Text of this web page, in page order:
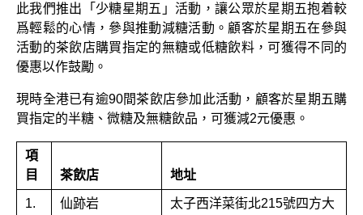
此我們推出「少糖星期五」活動，讓公眾於星期五抱着較
爲輕鬆的心情，參與推動減糖活動。顧客於星期五在參與
活動的茶飲店購買指定的無糖或低糖飲料，可獲得不同的
優惠以作鼓勵。
現時全港已有逾90間茶飲店參加此活動，顧客於星期五購
買指定的半糖、微糖及無糖飲品，可獲減2元優惠。
項
目
茶飲店 地址
1. 仙跡岩
太子西洋菜街北215號四方大